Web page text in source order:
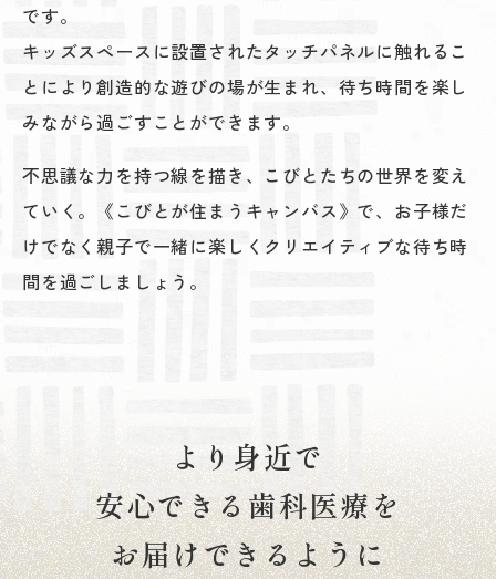
です。
キッズスペースに設置されたタッチパネルに触れるこ
とにより創造的な遊びの場が生まれ、待ち時間を楽し
みながら過ごすことができます。
不思議な力を持つ線を描き、こびとたちの世界を変え
ていく。《こびとが住まうキャンバス》で、お子様だ
けでなく親子で一緒に楽しくクリエイティブな待ち時
間を過ごしましょう。
より身近で
安心できる歯科医療を
お届けできるように